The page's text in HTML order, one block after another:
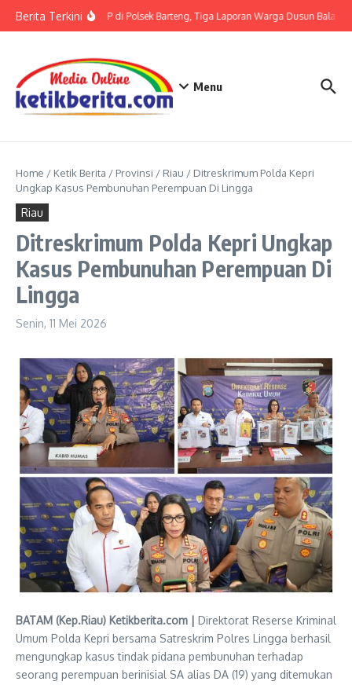
Berita TerkiniTerkait LP di Polsek Barteng, Tiga Laporan Warga Dusun Balaka
Menu
Home / Ketik Berita / Provinsi / Riau / Ditreskrimum Polda Kepri
Ungkap Kasus Pembunuhan Perempuan Di Lingga
Riau
Ditreskrimum Polda Kepri Ungkap
Kasus Pembunuhan Perempuan Di
Lingga
Senin, 11 Mei 2026
BATAM (Kep.Riau) Ketikberita.com | Direktorat Reserse Kriminal
Umum Polda Kepri bersama Satreskrim Polres Lingga berhasil
mengungkap kasus tindak pidana pembunuhan terhadap
seorang perempuan berinisial SA alias DA (19) yang ditemukan